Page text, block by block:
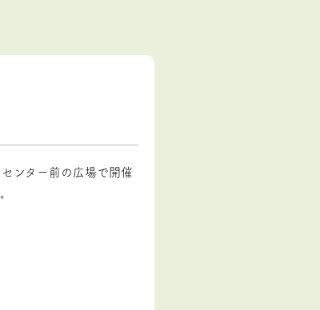
ンター前の広場で開催